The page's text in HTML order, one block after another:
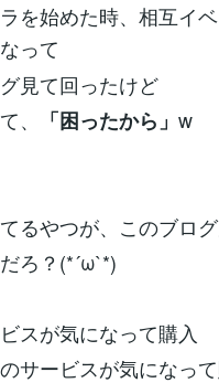
を始めた時、相互イベ
って
見て回ったけど
、
「困ったから」 w
るやつが、このブロ
ろ？(*´ω`*)
スが気になって購入
サービスが気になっ